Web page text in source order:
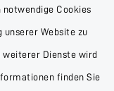
Cookies
Website zu
weiterer Dienste wird
finden Sie